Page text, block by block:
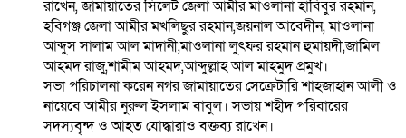
রাখেন, জামায়াতের সিলেট জেলা আমীর মাওলানা হাবিবুর রহমান,
হবিগঞ্জ জেলা আমীর মখলিছুর রহমান,জয়নাল আবেদীন, মাওলানা
আব্দুস সালাম আল মাদানী,মাওলানা লুৎফর রহমান হুমায়দী,জামিল
আহমদ রাজু,শামীম আহমদ,আব্দুল্লাহ আল মাহমুদ প্রমুখ।
সভা পরিচালনা করেন নগর জামায়াতের সেক্রেটারি শাহজাহান আলী ও
নায়েবে আমীর নুরুল ইসলাম বাবুল। সভায় শহীদ পরিবারের
সদস্যবৃন্দ ও আহত যোদ্ধারাও বক্তব্য রাখেন।